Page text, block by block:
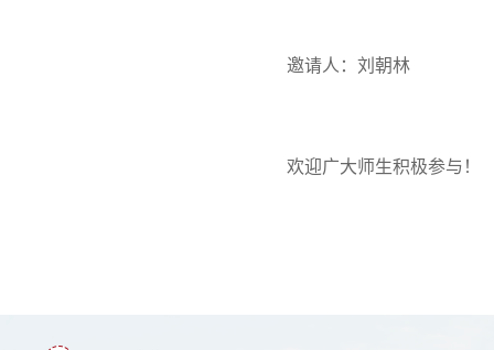
邀请人：刘朝林
欢迎广大师生积极参与！